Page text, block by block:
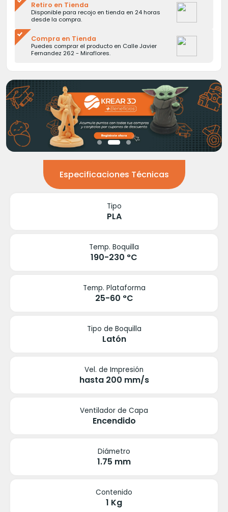
Retiro en Tienda
Disponible para recojo en tienda en 24 horas
desde la compra.
Compra en Tienda
Puedes comprar el producto en Calle Javier
Fernandez 262 - Miraflores.
Especificaciones Técnicas
Tipo
PLA
Temp. Boquilla
190-230 °C
Temp. Plataforma
25-60 °C
Tipo de Boquilla
Latón
Vel. de Impresión
hasta 200 mm/s
Ventilador de Capa
Encendido
Diámetro
1.75 mm
Contenido
1 Kg